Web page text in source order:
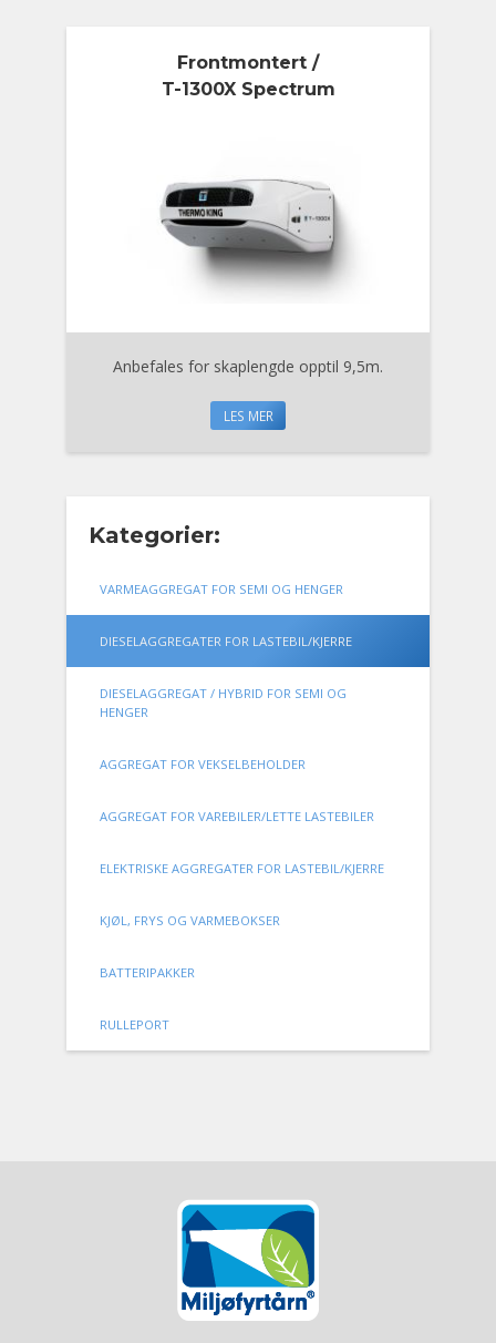
Kategorier:
VARMEAGGREGAT FOR SEMI OG HENGER
DIESELAGGREGATER FOR LASTEBIL/KJERRE
DIESELAGGREGAT / HYBRID FOR SEMI OG
HENGER
AGGREGAT FOR VEKSELBEHOLDER
AGGREGAT FOR VAREBILER/LETTE LASTEBILER
ELEKTRISKE AGGREGATER FOR LASTEBIL/KJERRE
KJØL, FRYS OG VARMEBOKSER
BATTERIPAKKER
RULLEPORT
Frontmontert /
T-1300X Spectrum
Anbefales for skaplengde opptil 9,5m.
LES MER